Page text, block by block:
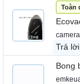
Toàn
Trả
Bong